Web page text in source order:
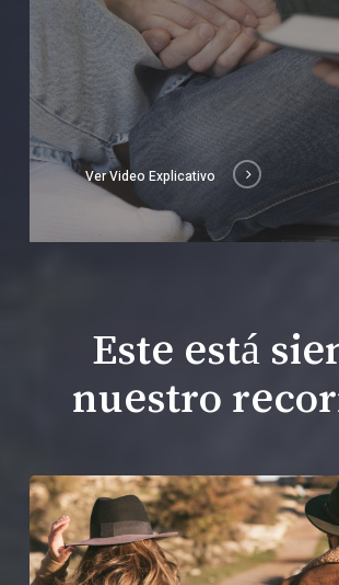
Ver Video Explicativo
Este está
nuestro